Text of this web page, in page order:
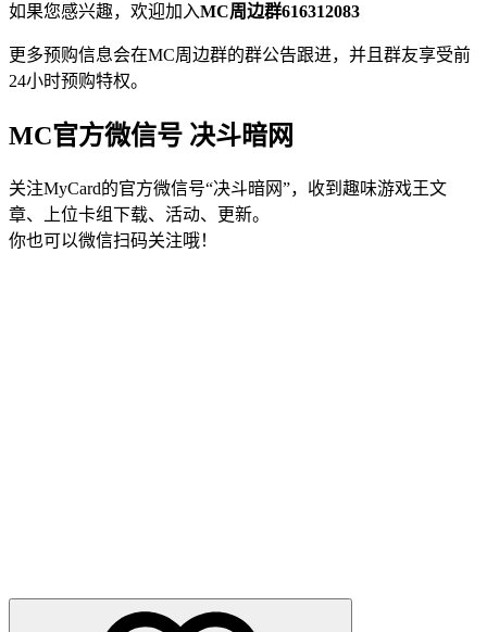
如果您感兴趣，欢迎加入MC周边群616312083
更多预购信息会在MC周边群的群公告跟进，并且群友享受前
24小时预购特权。
MC官方微信号 决斗暗网
关注MyCard的官方微信号“决斗暗网”，收到趣味游戏王文
章、上位卡组下载、活动、更新。
你也可以微信扫码关注哦！